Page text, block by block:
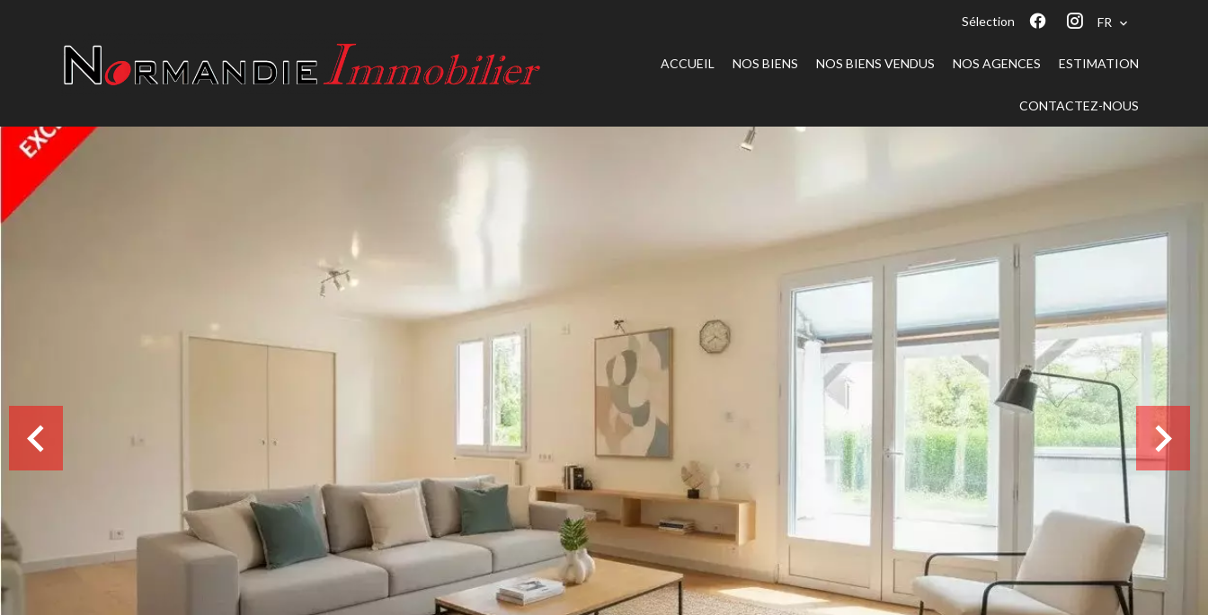
Sélection FR
ACCUEIL NOS BIENS NOS BIENS VENDUS NOS AGENCES ESTIMATION
CONTACTEZ-NOUS